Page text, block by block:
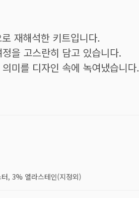
재해석한 키트입니다.
을 고스란히 담고 있습니다.
미를 디자인 속에 녹여냈습니다.
, 3% 엘라스테인(지정외)